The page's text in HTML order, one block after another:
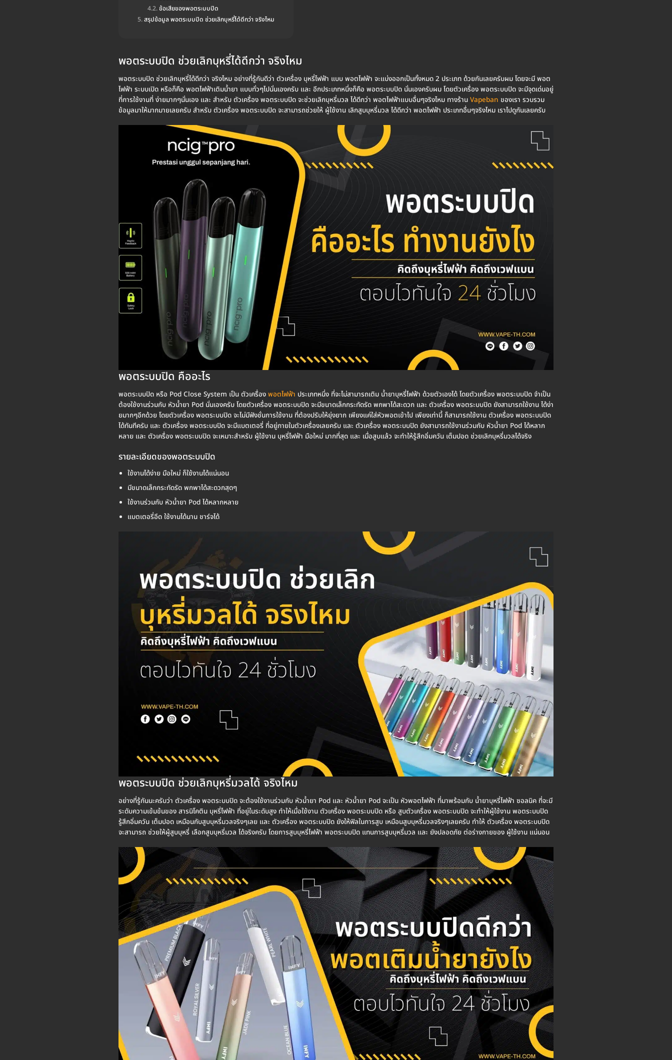
ข้อเสียของพอตระบบปิด
สรุปข้อมูล พอตระบบปิด ช่วยเลิกบุหรี่ได้ดีกว่า จริงไหม
พอตระบบปิด ช่วยเลิกบุหรี่ได้ดีกว่า จริงไหม
พอตระบบปิด ช่วยเลิกบุหรี่ได้ดีกว่า จริงไหม อย่างที่รู้กันดีว่า ตัวเครื่อง บุหรี่ไฟฟ้า แบบ พอตไฟฟ้า จะแบ่งออกเป็นทั้งหมด 2 ประเภท ด้วยกันเลยครับผม โดยจะมี พอต
ไฟฟ้า ระบบเปิด หรือก็คือ พอตไฟฟ้าเติมน้ำยา แบบทั่วๆไปนั่นเองครับ และ อีกประเภทหนึ่งก็คือ พอตระบบปิด นั่นเองครับผม โดยตัวเครื่อง พอตระบบปิด จะมีจุดเด่นอยู่
ที่การใช้งานที่ ง่ายมากๆนั่นเอง และ สำหรับ ตัวเครื่อง พอตระบบปิด จะช่วยเลิกบุหรี่มวล ได้ดีกว่า พอตไฟฟ้าแบบอื่นๆจริงไหม ทางร้าน Vapeban ของเรา รวบรวม
ข้อมูลมาให้มากมายเลยครับ สำหรับ ตัวเครื่อง พอตระบบปิด จะสามารถช่วยให้ ผู้ใช้งาน เลิกสูบบุหรี่มวล ได้ดีกว่า พอตไฟฟ้า ประเภทอื่นๆจริงไหม เราไปดูกันเลยครับ
พอตระบบปิด คืออะไร
พอตระบบปิด หรือ Pod Close System เป็น ตัวเครื่อง พอตไฟฟ้า ประเภทหนึ่ง ที่จะไม่สามารถเติม น้ำยาบุหรี่ไฟฟ้า ด้วยตัวเองได้ โดยตัวเครื่อง พอตระบบปิด จำเป็น
ต้องใช้งานร่วมกับ หัวน้ำยา Pod นั่นเองครับ โดยตัวเครื่อง พอตระบบปิด จะมีขนาดเล็กกระทัดรัด พกพาได้สะดวก และ ตัวเครื่อง พอตระบบปิด ยังสามารถใช้งาน ได้ง่า
ยมากๆอีกด้วย โดยตัวเครื่อง พอตระบบปิด จะไม่มีฟังชั่นการใช้งาน ที่ต้องปรับให้ยุ่งยาก เพียงแค่ใส่หัวพอตเข้าไป เพียงเท่านี้ ก็สามารถใช้งาน ตัวเครื่อง พอตระบบปิด
ได้ทันทีครับ และ ตัวเครื่อง พอตระบบปิด จะมีแบตเตอรี่ ที่อยู่ภายในตัวเครื่องเลยครับ และ ตัวเครื่อง พอตระบบปิด ยังสามารถใช้งานร่วมกับ หัวน้ำยา Pod ได้หลาก
หลาย และ ตัวเครื่อง พอตระบบปิด จะเหมาะสำหรับ ผู้ใช้งาน บุหรี่ไฟฟ้า มือใหม่ มากที่สุด และ เมื่อสูบแล้ว จะทำให้รู้สึกอิ่มควัน เต็มปอด ช่วยเลิกบุหรี่มวลได้จริง
รายละเอียดของพอตระบบปิด
ใช้งานได้ง่าย มือใหม่ ก็ใช้งานได้แน่นอน
มีขนาดเล็กกระทัดรัด พกพาได้สะดวกสุดๆ
ใช้งานร่วมกับ หัวน้ำยา Pod ได้หลากหลาย
แบตเตอรี่อึด ใช้งานได้นาน ชาร์จได้
พอตระบบปิด ช่วยเลิกบุหรี่มวลได้ จริงไหม
อย่างที่รู้กันนะครับว่า ตัวเครื่อง พอตระบบปิด จะต้องใช้งานร่วมกับ หัวน้ำยา Pod และ หัวน้ำยา Pod จะเป็น หัวพอตไฟฟ้า ที่มาพร้อมกับ น้ำยาบุหรี่ไฟฟ้า ซอลนิค ที่จะมี
ระดับความเข้มข้นของ สารนิโคติน บุหรี่ไฟฟ้า ที่อยู่ในระดับสูง ทำให้เมื่อใช้งาน ตัวเครื่อง พอตระบบปิด หรือ สูบตัวเครื่อง พอตระบบปิด จะทำให้ผู้ใช้งาน พอตระบบปิด
รู้สึกอิ่มควัน เต็มปอด เหมือนกับสูบบุหรี่มวลจริงๆเลย และ ตัวเครื่อง พอตระบบปิด ยังให้ฟิลในการสูบ เหมือนสูบบุหรี่มวลจริงๆเลยครับ ทำให้ ตัวเครื่อง พอตระบบปิด
จะสามารถ ช่วยให้ผู้สูบบุหรี่ เลือกสูบบุหรี่มวล ได้จริงครับ โดยการสูบบุหรี่ไฟฟ้า พอตระบบปิด แทนการสูบบุหรี่มวล และ ยังปลอดภัย ต่อร่างกายของ ผู้ใช้งาน แน่นอน